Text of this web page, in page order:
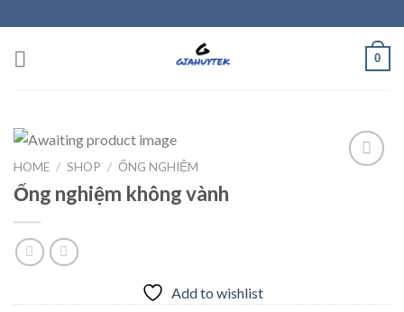
to
content
0
HOME / SHOP / ỐNG NGHIỆM
Ống nghiệm không vành
Add to wishlist